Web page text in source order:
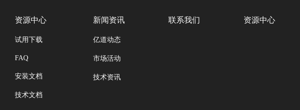
资源中心
试用下载
FAQ
安装文档
技术文档
新闻资讯
亿道动态
市场活动
技术资讯
联系我们 资源中心